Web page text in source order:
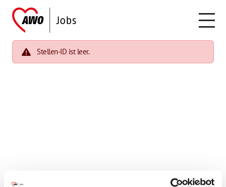
Stellen-ID ist leer.